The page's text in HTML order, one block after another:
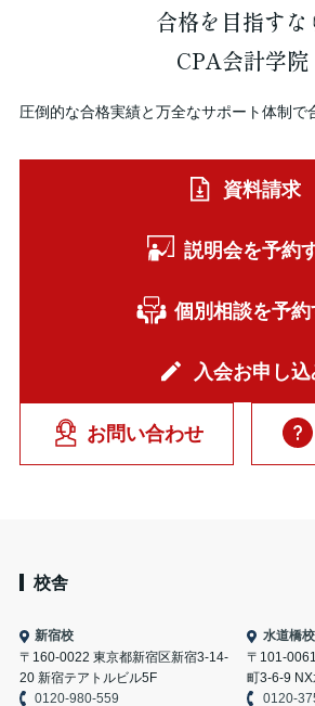
合格を 目指すな
CPA会計学院
圧倒的な合格実績と万全なサポート体制で
資料請求
説明会を予約
個別相談を予約
入会お申し込
お問い合わせ
校舎
新宿校
〒160-0022 東京都新宿区新宿3-14-
20 新宿テアトルビル5F
0120-980-559
水道橋校
〒101-
町3-6-9
0120-